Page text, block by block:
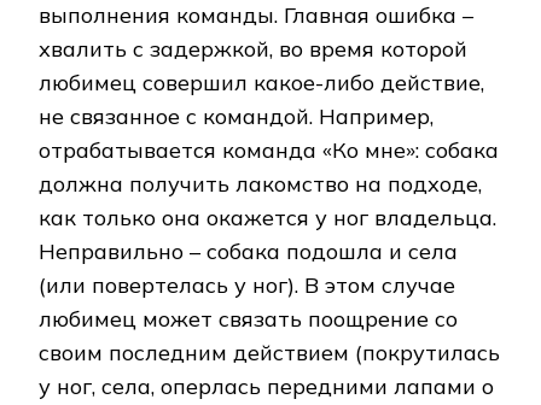
выполнения команды. Главная ошибка –
хвалить с задержкой, во время которой
любимец совершил какое-либо действие,
не связанное с командой. Например,
отрабатывается команда «Ко мне»: собака
должна получить лакомство на подходе,
как только она окажется у ног владельца.
Неправильно – собака подошла и села
(или повертелась у ног). В этом случае
любимец может связать поощрение со
своим последним действием (покрутилась
у ног, села, оперлась передними лапами о